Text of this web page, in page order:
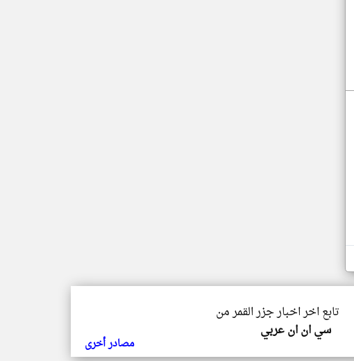
تابع اخر اخبار جزر القمر من
سي ان ان عربي
مصادر أخرى